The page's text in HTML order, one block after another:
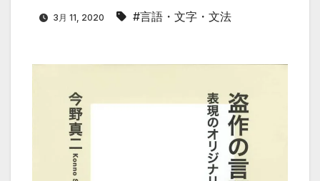
3月 11, 2020 #言語・文字・文法